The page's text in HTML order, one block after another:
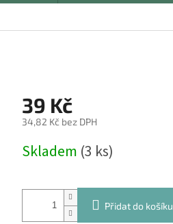
39 Kč
34,82 Kč bez DPH
cena:
Skladem (3 ks)
Přidat do košíku